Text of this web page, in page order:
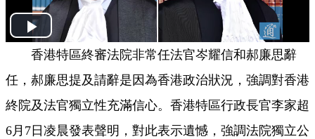
Play
Video
香港特區終審法院非常任法官岑耀信和郝廉思辭
任，郝廉思提及請辭是因為香港政治狀況，強調對香港
終院及法官獨立性充滿信心。香港特區行政長官李家超
6月7日凌晨發表聲明，對此表示遺憾，強調法院獨立公